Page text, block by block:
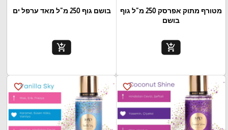
מטורף מתוק אפרסק 250 מ"ל גוף
בושם
add_shopping_cart
בושם גוף 250 מ"ל מאד ערפל ים
add_shopping_cart
favorite_border
favorite_border